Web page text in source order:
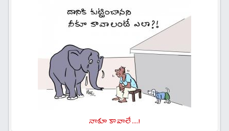
నాకూ కావాలే ....!